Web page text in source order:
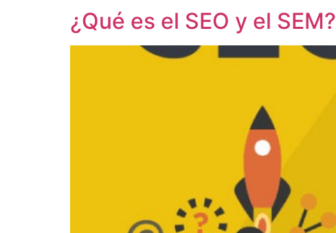
¿Qué es el SEO y el SEM?